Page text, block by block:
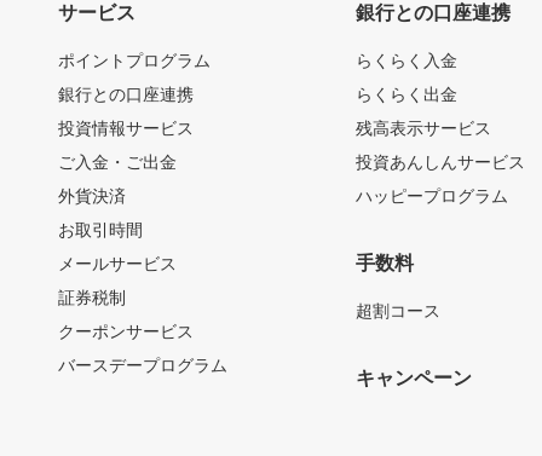
サービス
ポイントプログラム
銀行との口座連携
投資情報サービス
ご入金・ご出金
外貨決済
お取引時間
メールサービス
証券税制
クーポンサービス
バースデープログラム
銀行との口座連携
らくらく入金
らくらく出金
残高表示サービス
投資あんしんサービス
ハッピープログラム
手数料
超割コース
キャンペーン